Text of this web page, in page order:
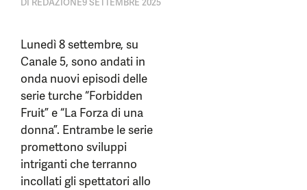
DI REDAZIONE9 SETTEMBRE 2025
Lunedì 8 settembre, su
Canale 5, sono andati in
onda nuovi episodi delle
serie turche “Forbidden
Fruit” e “La Forza di una
donna”. Entrambe le serie
promettono sviluppi
intriganti che terranno
incollati gli spettatori allo